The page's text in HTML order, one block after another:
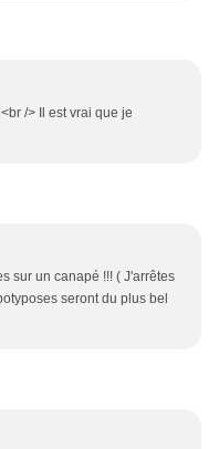
/> Il est vrai que je
sur un canapé !!! ( J'arrêtes
seront du plus bel